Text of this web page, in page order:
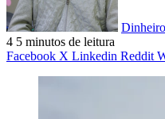
4 5 minutos de leitura
Facebook X Linkedin Reddit